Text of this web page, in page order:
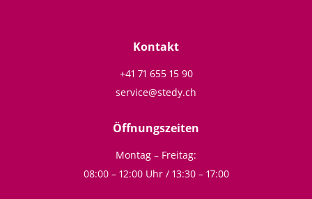
Kontakt
+41 71 655 15 90
service@stedy.ch
Öffnungszeiten
Montag – Freitag:
08:00 – 12:00 Uhr / 13:30 – 17:00